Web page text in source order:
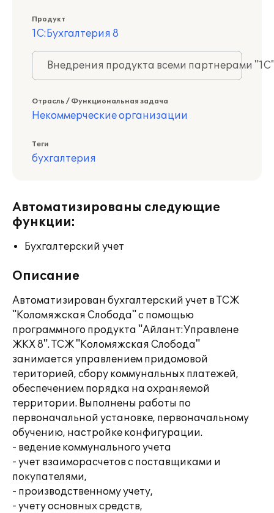
Продукт
1С:Бухгалтерия 8
Внедрения продукта всеми партнерами
Отрасль / Функциональная задача
Некоммерческие организации
Теги
бухгалтерия
Автоматизированы следующие
функции:
Бухгалтерский учет
Описание
Автоматизирован бухгалтерский учет в ТСЖ
"Коломяжская Слобода" с помощью
программного продукта "Айлант:Управлене
ЖКХ 8". ТСЖ "Коломяжская Слобода"
занимается управлением придомовой
територией, сбору коммунальных платежей,
обеспечением порядка на охраняемой
территории. Выполнены работы по
первоначальной установке, первоначальному
обучению, настройке конфигурации.
- ведение коммунального учета
- учет взаиморасчетов с поставщиками и
покупателями,
- производственному учету,
- учету основных средств,